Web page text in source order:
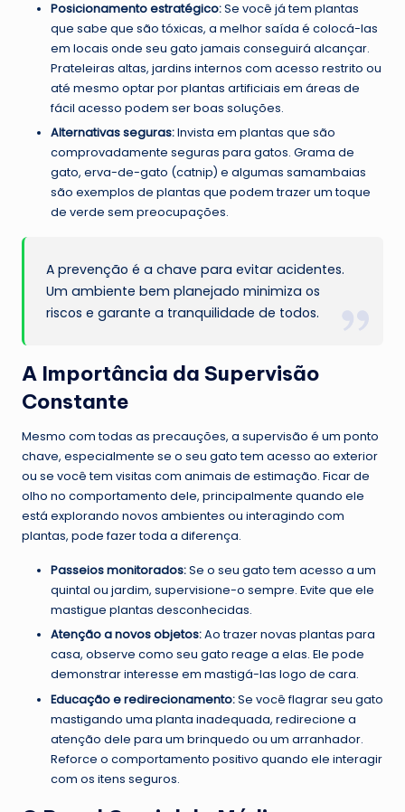
Posicionamento estratégico:Se você já tem plantas
que sabe que são tóxicas, a melhor saída é colocá-las
em locais onde seu gato jamais conseguirá alcançar.
Prateleiras altas, jardins internos com acesso restrito ou
até mesmo optar por plantas artificiais em áreas de
fácil acesso podem ser boas soluções.
Alternativas seguras:Invista em plantas que são
comprovadamente seguras para gatos. Grama de
gato, erva-de-gato (catnip) e algumas samambaias
são exemplos de plantas que podem trazer um toque
de verde sem preocupações.
A prevenção é a chave para evitar acidentes.
Um ambiente bem planejado minimiza os
riscos e garante a tranquilidade de todos.
A Importância da Supervisão
Constante
Mesmo com todas as precauções, a supervisão é um ponto
chave, especialmente se o seu gato tem acesso ao exterior
ou se você tem visitas com animais de estimação. Ficar de
olho no comportamento dele, principalmente quando ele
está explorando novos ambientes ou interagindo com
plantas, pode fazer toda a diferença.
Passeios monitorados:Se o seu gato tem acesso a um
quintal ou jardim, supervisione-o sempre. Evite que ele
mastigue plantas desconhecidas.
Atenção a novos objetos:Ao trazer novas plantas para
casa, observe como seu gato reage a elas. Ele pode
demonstrar interesse em mastigá-las logo de cara.
Educação e redirecionamento:Se você flagrar seu gato
mastigando uma planta inadequada, redirecione a
atenção dele para um brinquedo ou um arranhador.
Reforce o comportamento positivo quando ele interagir
com os itens seguros.